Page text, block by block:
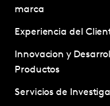
marca
Experiencia del
Innovacion y
Productos
Servicios de